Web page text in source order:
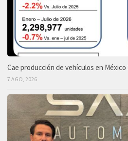
Cae producción de vehículos en México
7 AGO, 2026